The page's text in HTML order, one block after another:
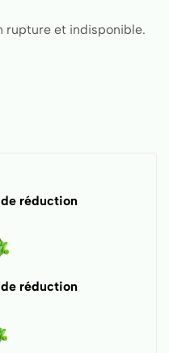
rupture et indisponible.
de réduction
de réduction